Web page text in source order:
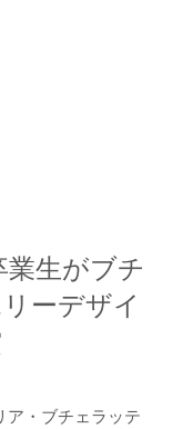
業生がブチ
ーデザイ
ア・ブチェラッテ